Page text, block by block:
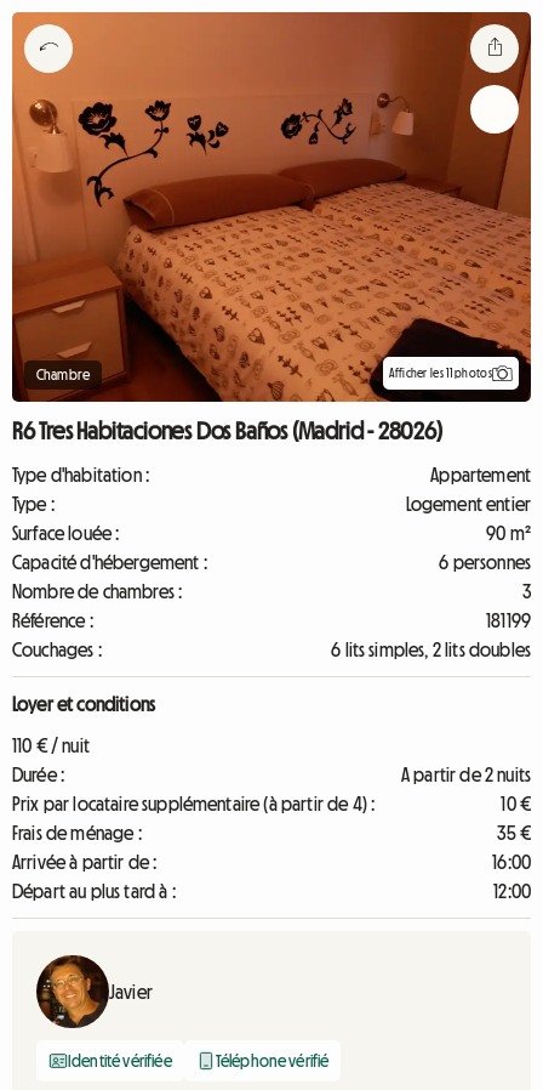
Chambre Afficher les 11 photos
R6 Tres Habitaciones Dos Baños (Madrid - 28026)
Type d'habitation :
Appartement
Type :
Logement entier
Surface louée :
90 m²
Capacité d'hébergement :
6 personnes
Nombre de chambres :
3
Référence :
181199
Couchages :
6 lits simples, 2 lits doubles
Loyer et conditions
110 € / nuit
Durée :
A partir de 2 nuits
Prix par locataire supplémentaire (à partir de 4) :
10 €
Frais de ménage :
35 €
Arrivée à partir de :
16:00
Départ au plus tard à :
12:00
Javier
Identité vérifiée Téléphone vérifié